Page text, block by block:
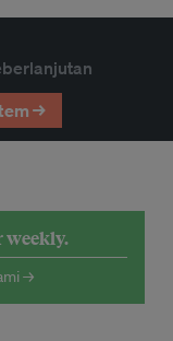
→
weekly.
→